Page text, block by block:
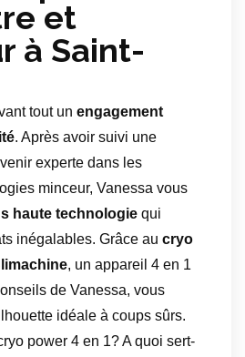
et
à Saint-
tout un engagement
. Après avoir suivi une
experte dans les
minceur, Vanessa vous
haute technologie qui
inégalables. Grâce au cryo
, un appareil 4 en 1
de Vanessa, vous
idéale à coups sûrs.
power 4 en 1? A quoi sert-